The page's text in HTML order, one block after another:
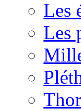
Les
Les